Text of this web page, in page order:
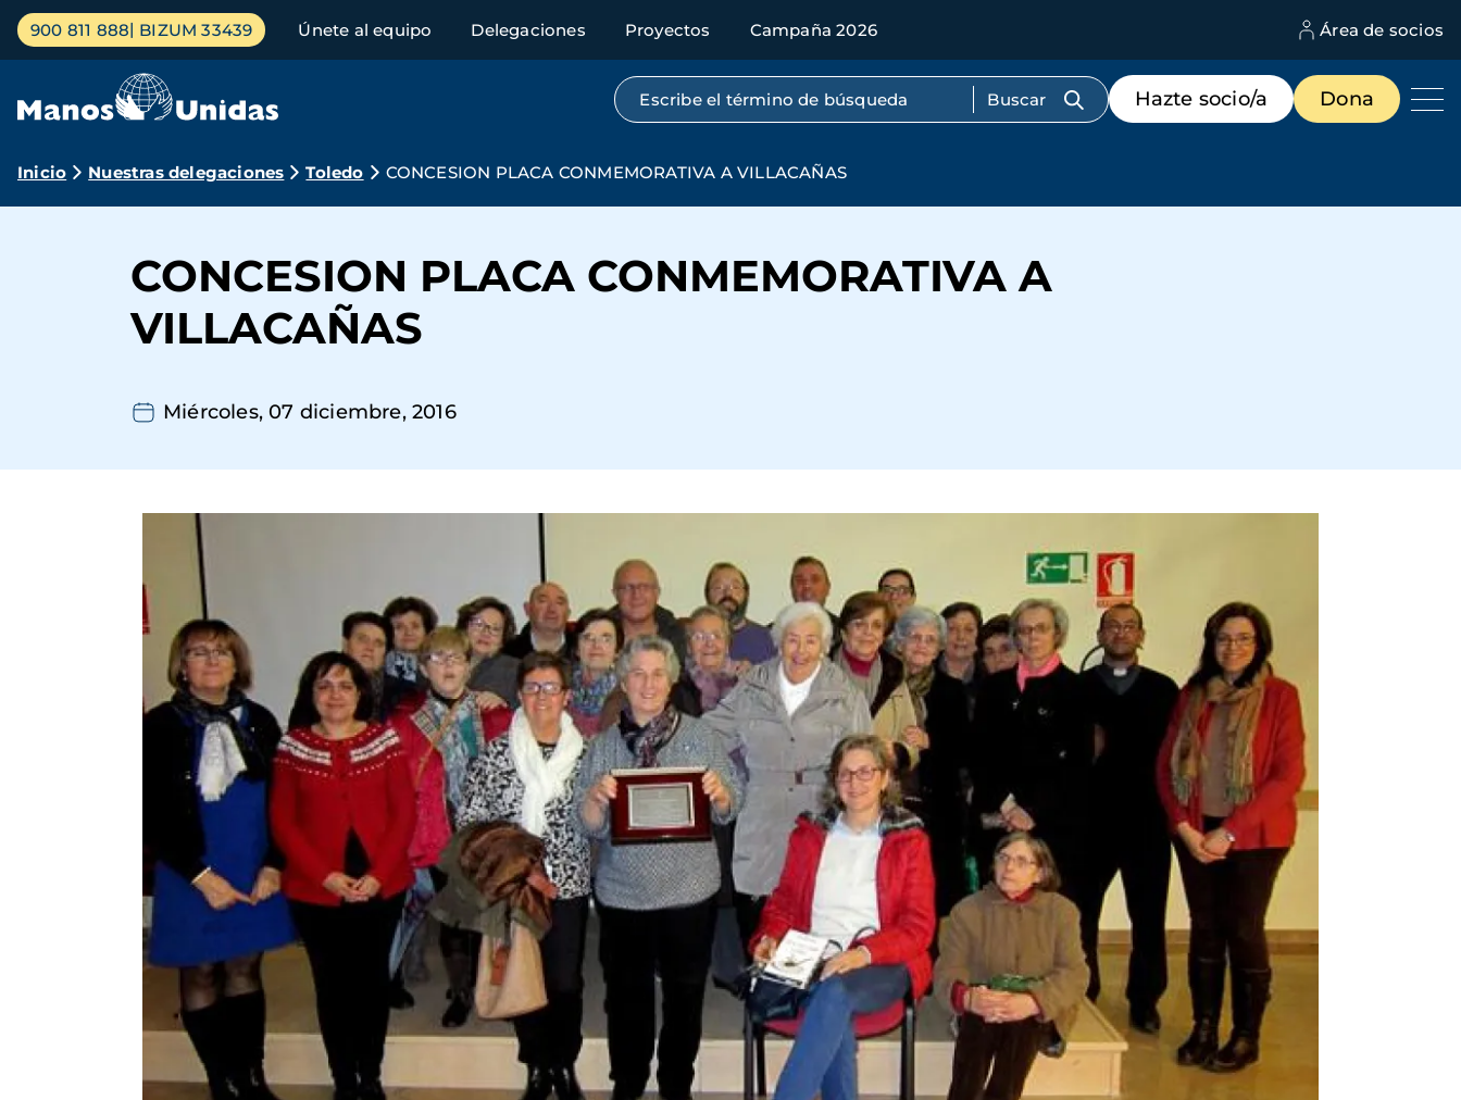
Pasar
contenido
Menú
principal
900 811 888 BIZUM 33439 Únete al equipo Delegaciones Proyectos Campaña 2026 Área de socios
Búsqueda por texto completo
Menú
de
destacados
Hazte socio/a Dona
Ruta
navegación
Inicio Nuestras delegaciones Toledo CONCESION PLACA CONMEMORATIVA A VILLACAÑAS
CONCESION PLACA CONMEMORATIVA A
VILLACAÑAS
Miércoles, 07 diciembre, 2016